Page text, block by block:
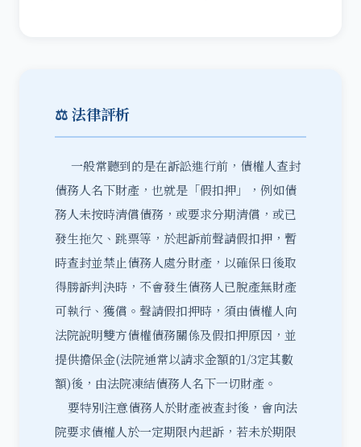
⚖️ 法律評析
一般常聽到的是在訴訟進行前，債權人查封
債務人名下財產，也就是「假扣押」，例如債
務人未按時清償債務，或要求分期清償，或已
發生拖欠、跳票等，於起訴前聲請假扣押，暫
時查封並禁止債務人處分財產，以確保日後取
得勝訴判決時，不會發生債務人已脫產無財產
可執行、獲償。聲請假扣押時，須由債權人向
法院說明雙方債權債務關係及假扣押原因，並
提供擔保金(法院通常以請求金額的1/3定其數
額)後，由法院凍結債務人名下一切財產。
要特別注意債務人於財產被查封後，會向法
院要求債權人於一定期限內起訴，若未於期限